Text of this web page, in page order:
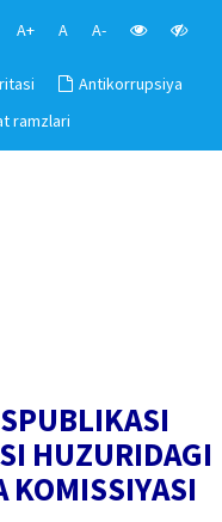
A+ A A-
Antikorrupsiya
ramzlari
HUZURIDAGI
KOMISSIYASI